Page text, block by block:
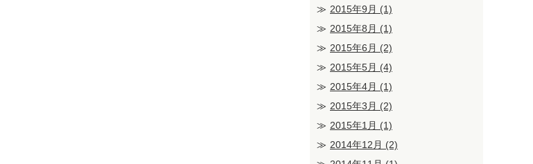
2015年9月 (1)
2015年8月 (1)
2015年6月 (2)
2015年5月 (4)
2015年4月 (1)
2015年3月 (2)
2015年1月 (1)
2014年12月 (2)